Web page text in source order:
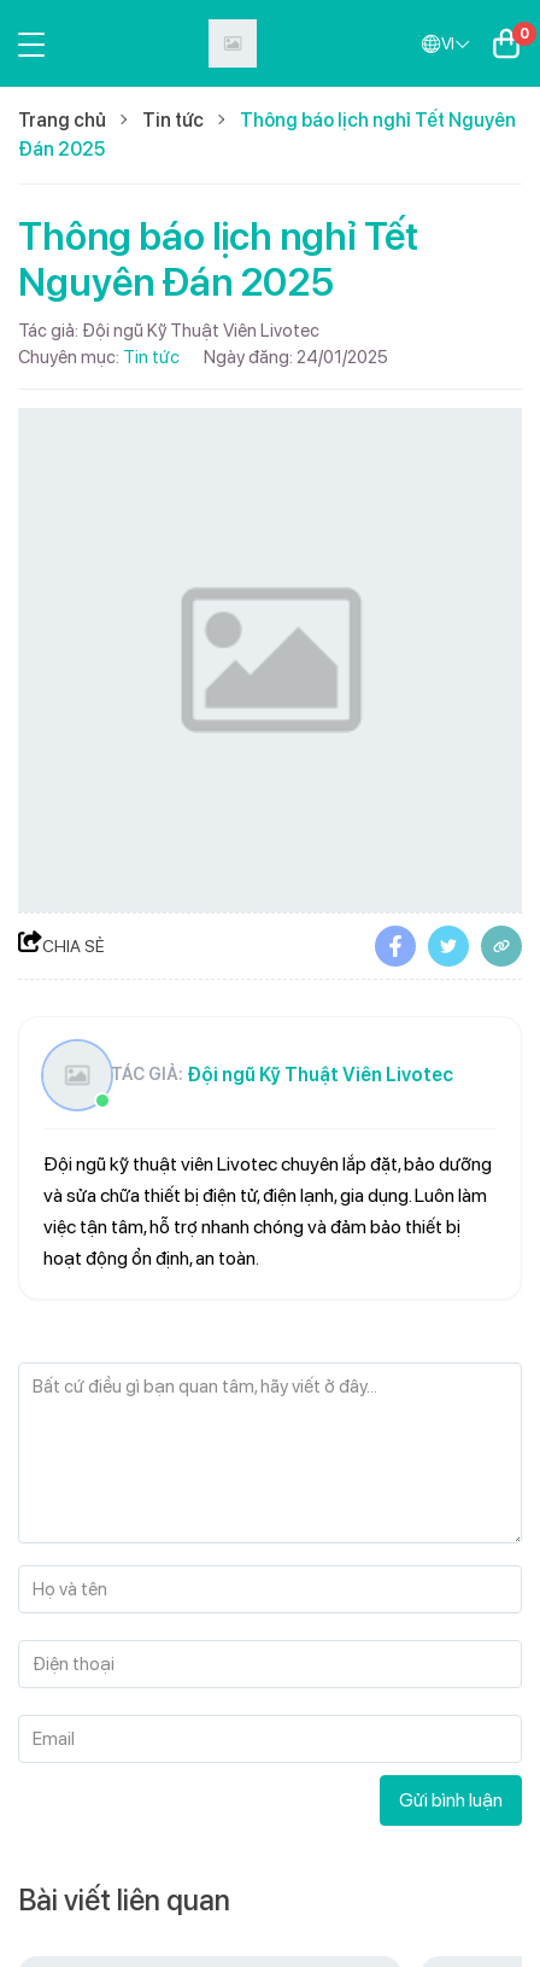
VI 0
Trang chủ Tin tức
Thông báo lịch nghỉ Tết Nguyên
Đán 2025
Thông báo lịch nghỉ Tết
Nguyên Đán 2025
Tác giả: Đội ngũ Kỹ Thuật Viên Livotec
Chuyên mục: Tin tức Ngày đăng: 24/01/2025
CHIA SẺ
TÁC GIẢ: Đội ngũ Kỹ Thuật Viên Livotec
Đội ngũ kỹ thuật viên Livotec chuyên lắp đặt, bảo dưỡng
và sửa chữa thiết bị điện tử, điện lạnh, gia dụng. Luôn làm
việc tận tâm, hỗ trợ nhanh chóng và đảm bảo thiết bị
hoạt động ổn định, an toàn.
Bất cứ điều gì bạn quan tâm, hãy viết ở đây...
Họ và tên
Điện thoại
Email
Gửi bình luận
Bài viết liên quan